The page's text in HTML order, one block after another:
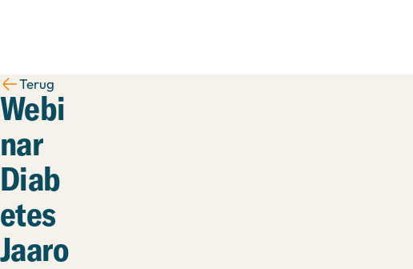
Terug
Webi
nar
Diab
etes
Jaaro